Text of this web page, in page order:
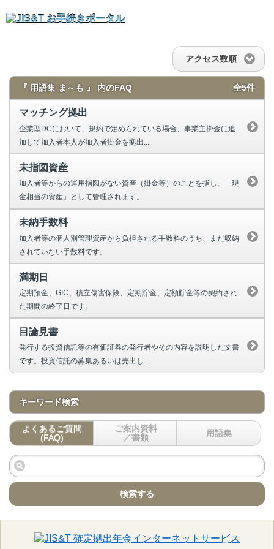
アクセス数順
『 用語集 ま～も 』 内のFAQ 全5件
マッチング拠出
企業型DCにおいて、規約で定められている場合、事業主掛金に追
加して加入者本人が加入者掛金を拠出...
未指図資産
加入者等からの運用指図がない資産（掛金等）のことを指し、「現
金相当の資産」として管理されます。
未納手数料
加入者等の個人別管理資産から負担される手数料のうち、まだ収納
されていない手数料です。
満期日
定期預金、GIC、積立傷害保険、定期貯金、定額貯金等の契約され
た期間の終了日です。
目論見書
発行する投資信託等の有価証券の発行者やその内容を説明した文書
です。投資信託の募集あるいは売出し...
キーワード検索
よくあるご質問
(FAQ)
ご案内資料
／書類
用語集
検索する